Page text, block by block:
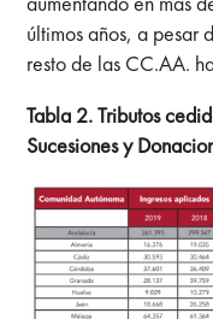
últimos años, a pesar
resto de las CC.AA.
Tabla 2. Tributos
Sucesiones y